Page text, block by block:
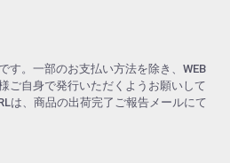
す。一部のお支払い方法を除き、WEB
ご自身で発行いただくようお願いして
は、商品の出荷完了ご報告メールにて